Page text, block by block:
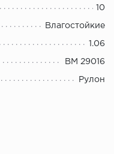
10
Влагостойкие
1.06
BM 29016
Рулон